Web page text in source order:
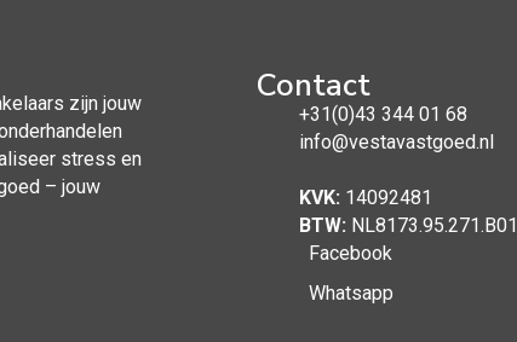
zijn jouw
stress en
– jouw
Contact
+31(0)43 344 01 68
info@vestavastgoed.nl
KVK: 14092481
BTW: NL8173.95.271.B01
Facebook
Whatsapp